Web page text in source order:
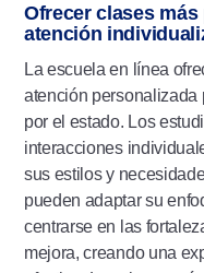
Ofrecer clases
atención
La escuela en línea
atención personalizada
por el estado. Los
interacciones
sus estilos y
pueden adaptar su
centrarse en las
mejora, creando una